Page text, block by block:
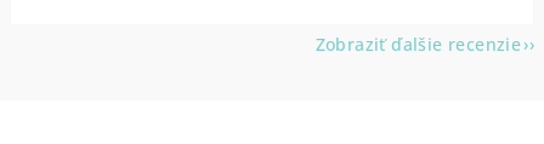
Zobraziť ďalšie recenzie